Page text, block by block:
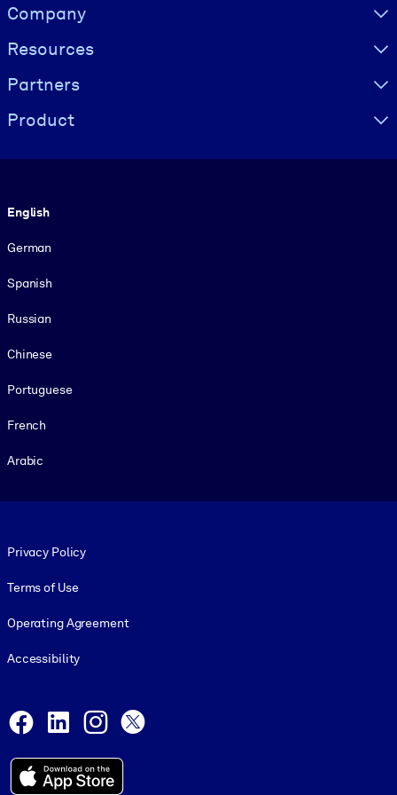
Visually hidden Text
Company
Resources
Partners
Product
English
German
Spanish
Russian
Chinese
Portuguese
French
Arabic
Privacy Policy
Terms of Use
Operating Agreement
Accessibility
Facebook
LinkedInInstagram